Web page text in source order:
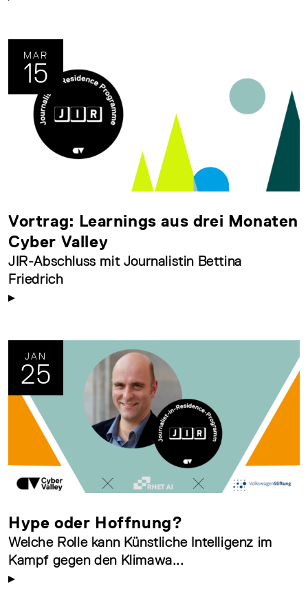
MAR
15
Vortrag: Learnings aus drei Monaten
Cyber Valley
JIR-Abschluss mit Journalistin Bettina
Friedrich
JAN
25
Hype oder Hoffnung?
Welche Rolle kann Künstliche Intelligenz im
Kampf gegen den Klimawa...